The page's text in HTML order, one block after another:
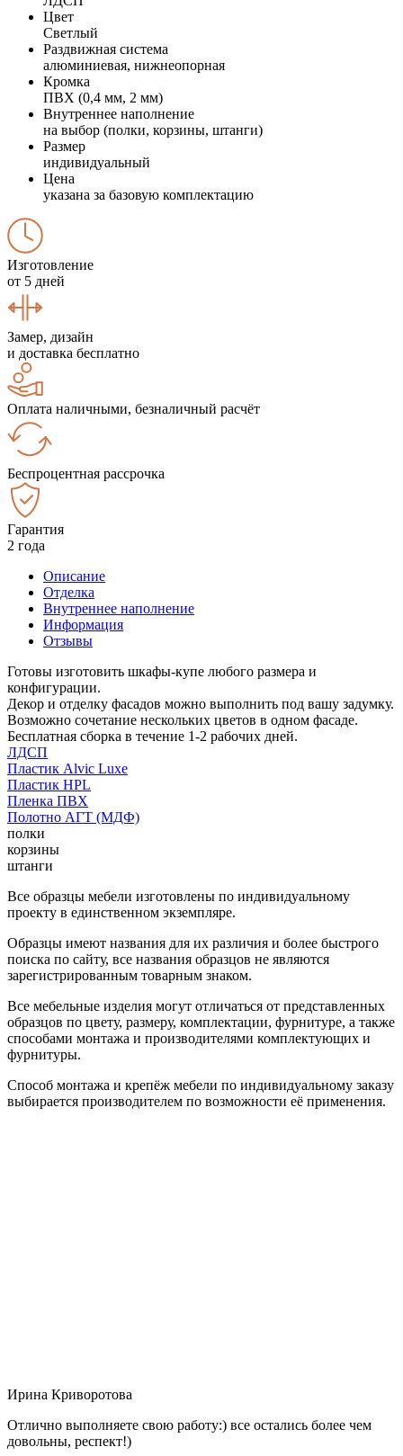
Цвет
Светлый
Раздвижная система
алюминиевая, нижнеопорная
Кромка
ПВХ (0,4 мм, 2 мм)
Внутреннее наполнение
на выбор (полки, корзины, штанги)
Размер
индивидуальный
Цена
указана за базовую комплектацию
Изготовление
от 5 дней
Замер, дизайн
и доставка бесплатно
Оплата наличными, безналичный расчёт
Беспроцентная рассрочка
Гарантия
2 года
Описание
Отделка
Внутреннее наполнение
Информация
Отзывы
Готовы изготовить шкафы-купе любого размера и
конфигурации.
Декор и отделку фасадов можно выполнить под вашу задумку.
Возможно сочетание нескольких цветов в одном фасаде.
Бесплатная сборка в течение 1-2 рабочих дней.
ЛДСП
Пластик Alvic Luxe
Пластик HPL
Пленка ПВХ
Полотно АГТ (МДФ)
полки
корзины
штанги
Все образцы мебели изготовлены по индивидуальному
проекту в единственном экземпляре.
Образцы имеют названия для их различия и более быстрого
поиска по сайту, все названия образцов не являются
зарегистрированным товарным знаком.
Все мебельные изделия могут отличаться от представленных
образцов по цвету, размеру, комплектации, фурнитуре, а также
способами монтажа и производителями комплектующих и
фурнитуры.
Способ монтажа и крепёж мебели по индивидуальному заказу
выбирается производителем по возможности её применения.
Ирина Криворотова
Отлично выполняете свою работу:) все остались более чем
довольны, респект!)